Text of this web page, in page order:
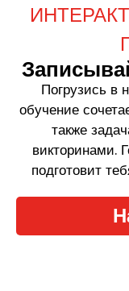
Погрузись в
обучение
также
викторинами.
подготовит